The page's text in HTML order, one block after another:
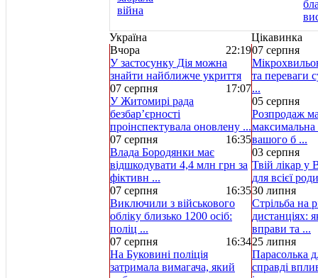
Україна
Цікавинка
Вчора
22:19
У застосунку Дія можна
знайти найближче укриття
07 серпня
17:07
У Житомирі рада
безбар’єрності
проінспектувала оновлену ...
07 серпня
16:35
Влада Бородянки має
відшкодувати 4,4 млн грн за
фіктивн ...
07 серпня
16:35
Виключили з військового
обліку близько 1200 осіб:
поліц ...
07 серпня
16:34
На Буковині поліція
затримала вимагача, який
07 серпня
та переваги
...
05 серпня
Розпродаж
максимальна
вашого б ...
03 серпня
Твій лікар у
для всієї
30 липня
Стрільба на
дистанціях:
вправи та ...
25 липня
Парасолька
справді